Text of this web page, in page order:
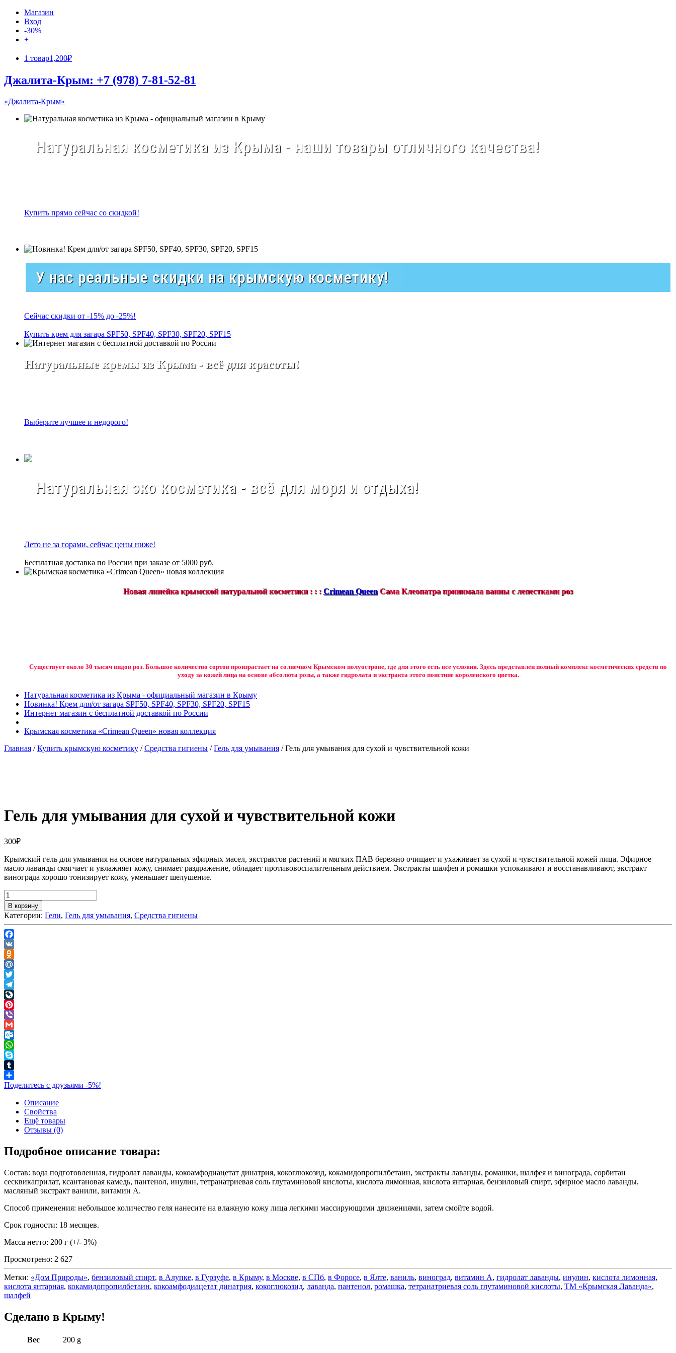
Магазин
Вход
-30%
+
1 товар1,200₽
Джалита-Крым: +7 (978) 7-81-52-81
«Джалита-Крым»
Натуральная косметика из Крыма - наши товары отличного качества!
Купить прямо сейчас со скидкой!
У нас реальные скидки на крымскую косметику!
Сейчас скидки от -15% до -25%!
Купить крем для загара SPF50, SPF40, SPF30, SPF20, SPF15
Натуральные кремы из Крыма - всё для красоты!
Выберите лучшее и недорого!
Натуральная эко косметика - всё для моря и отдыха!
Лето не за горами, сейчас цены ниже!
Бесплатная доставка по России при заказе от 5000 руб.
Новая линейка крымской натуральной косметики : : : Crimean Queen Сама Клеопатра принимала ванны с лепестками роз
Существует около 30 тысяч видов роз. Большое количество сортов произрастает на солнечном Крымском полуострове, где для этого есть все условия. Здесь представлен полный комплекс косметических средств по
уходу за кожей лица на основе абсолюта розы, а также гидролата и экстракта этого поистине королевского цветка.
Натуральная косметика из Крыма - официальный магазин в Крыму
Новинка! Крем для/от загара SPF50, SPF40, SPF30, SPF20, SPF15
Интернет магазин с бесплатной доставкой по России
Крымская косметика «Crimean Queen» новая коллекция
Главная /Купить крымскую косметику /Средства гигиены /Гель для умывания / Гель для умывания для сухой и чувствительной кожи
Гель для умывания для сухой и чувствительной кожи
300₽
Крымский гель для умывания на основе натуральных эфирных масел, экстрактов растений и мягких ПАВ бережно очищает и ухаживает за сухой и чувствительной кожей лица. Эфирное
масло лаванды смягчает и увлажняет кожу, снимает раздражение, обладает противовоспалительным действием. Экстракты шалфея и ромашки успокаивают и восстанавливают, экстракт
винограда хорошо тонизирует кожу, уменьшает шелушение.
В корзину
Категории: Гели, Гель для умывания, Средства гигиены
Facebook
VK
Odnoklassniki
Mail.Ru
Twitter
Telegram
LiveJournal
Pinterest
Viber
Gmail
Outlook.com
WhatsApp
Skype
Tumblr
Поделитесь с друзьями -5%!
Описание
Свойства
Ещё товары
Отзывы (0)
Подробное описание товара:
Состав: вода подготовленная, гидролат лаванды, кокоамфодиацетат динатрия, кокоглюкозид, кокамидопропилбетаин, экстракты лаванды, ромашки, шалфея и винограда, сорбитан
сесквикаприлат, ксантановая камедь, пантенол, инулин, тетранатриевая соль глутаминовой кислоты, кислота лимонная, кислота янтарная, бензиловый спирт, эфирное масло лаванды,
масляный экстракт ванили, витамин А.
Способ применения: небольшое количество геля нанесите на влажную кожу лица легкими массирующими движениями, затем смойте водой.
Срок годности: 18 месяцев.
Масса нетто: 200 г (+/- 3%)
Просмотрено: 2 627
Метки: «Дом Природы», бензиловый спирт, в Алупке, в Гурзуфе, в Крыму, в Москве, в СПб, в Форосе, в Ялте, ваниль, виноград, витамин А, гидролат лаванды, инулин, кислота лимонная,
кислота янтарная, кокамидопропилбетаин, кокоамфодиацетат динатрия, кокоглюкозид, лаванда, пантенол, ромашка, тетранатриевая соль глутаминовой кислоты, ТМ «Крымская Лаванда»,
шалфей
Сделано в Крыму!
Вес 200 g